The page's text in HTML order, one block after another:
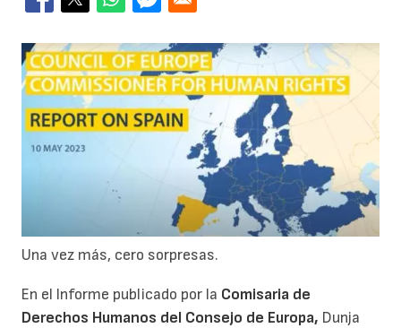
Una vez más, cero sorpresas.
En el Informe publicado por la Comisaria de
Derechos Humanos del Consejo de Europa, Dunja